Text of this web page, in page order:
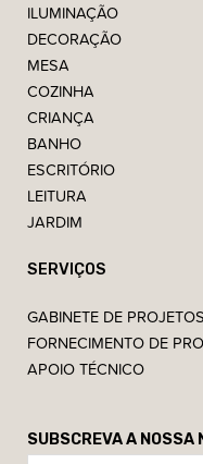
ILUMINAÇÃO
DECORAÇÃO
MESA
COZINHA
CRIANÇA
BANHO
ESCRITÓRIO
LEITURA
JARDIM
SERVIÇOS
GABINETE DE PROJETOS
FORNECIMENTO DE
APOIO TÉCNICO
SUBSCREVA A NOSSA